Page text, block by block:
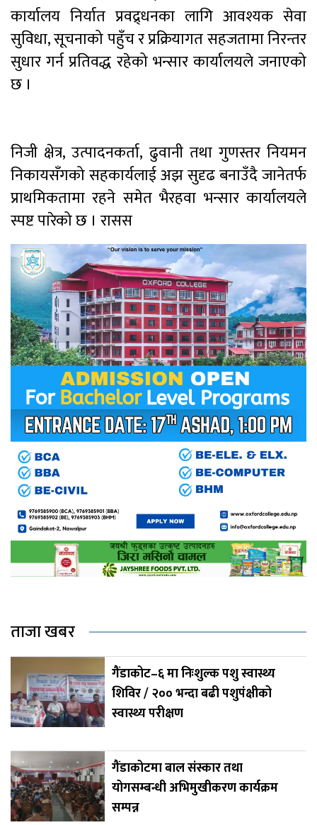
कार्यालय निर्यात प्रवद्र्धनका लागि आवश्यक सेवा
सुविधा, सूचनाको पहुँच र प्रक्रियागत सहजतामा निरन्तर
सुधार गर्न प्रतिवद्ध रहेको भन्सार कार्यालयले जनाएको
छ ।
निजी क्षेत्र, उत्पादनकर्ता, ढुवानी तथा गुणस्तर नियमन
निकायसँगको सहकार्यलाई अझ सुदृढ बनाउँदै जानेतर्फ
प्राथमिकतामा रहने समेत भैरहवा भन्सार कार्यालयले
स्पष्ट पारेको छ । रासस
ताजा खबर
गैंडाकोट–६ मा निःशुल्क पशु स्वास्थ्य
शिविर / २०० भन्दा बढी पशुपंक्षीको
स्वास्थ्य परीक्षण
गैंडाकोटमा बाल संस्कार तथा
योगसम्बन्धी अभिमुखीकरण कार्यक्रम
सम्पन्न